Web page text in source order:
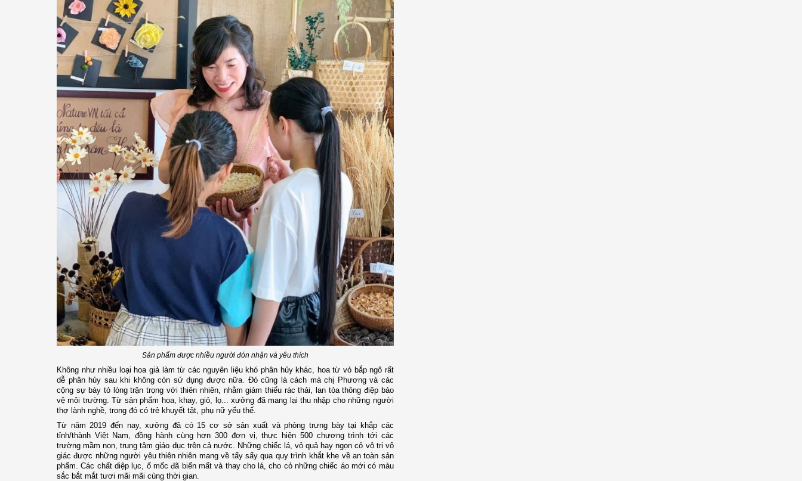
Sản phẩm được nhiều người đón nhận và yêu thích
Không như nhiều loại hoa giả làm từ các nguyên liệu khó phân hủy khác, hoa từ vỏ bắp ngô rất
dễ phân hủy sau khi không còn sử dụng được nữa. Đó cũng là cách mà chị Phương và các
cộng sự bày tỏ lòng trận trọng với thiên nhiên, nhằm giảm thiểu rác thải, lan tỏa thông điệp bảo
vệ môi trường. Từ sản phẩm hoa, khay, giỏ, lọ... xưởng đã mang lại thu nhập cho những người
thợ lành nghề, trong đó có trẻ khuyết tật, phụ nữ yếu thế.
Từ năm 2019 đến nay, xưởng đã có 15 cơ sở sản xuất và phòng trưng bày tại khắp các
tỉnh/thành Việt Nam, đồng hành cùng hơn 300 đơn vị, thực hiện 500 chương trình tới các
trường mầm non, trung tâm giáo dục trên cả nước. Những chiếc lá, vỏ quả hay ngọn cỏ vô tri vô
giác được những người yêu thiên nhiên mang về tẩy sấy qua quy trình khắt khe về an toàn sản
phẩm. Các chất diệp lục, ố mốc đã biến mất và thay cho lá, cho cỏ những chiếc áo mới có màu
sắc bắt mắt tươi mãi mãi cùng thời gian.